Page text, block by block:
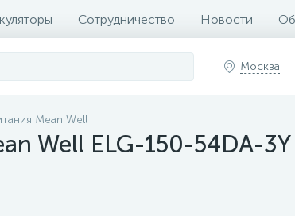
Сотрудничество Новости
Москва
Mean Well
Well ELG-150-54DA-3Y